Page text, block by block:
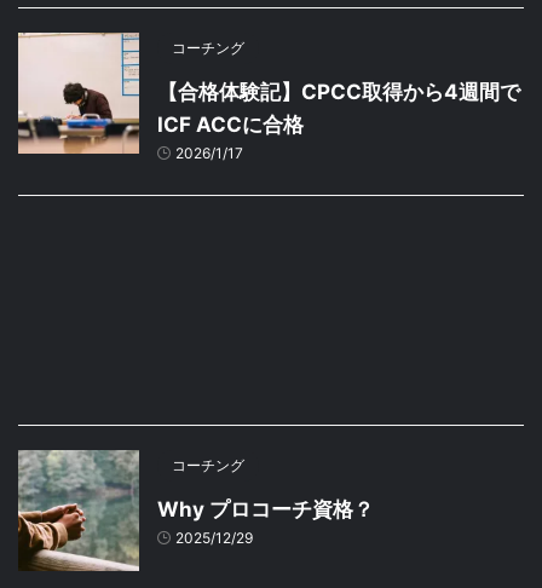
コーチング
【合格体験記】CPCC取得から4週間で
ICF ACCに合格
2026/1/17
コーチング
Why プロコーチ資格？
2025/12/29